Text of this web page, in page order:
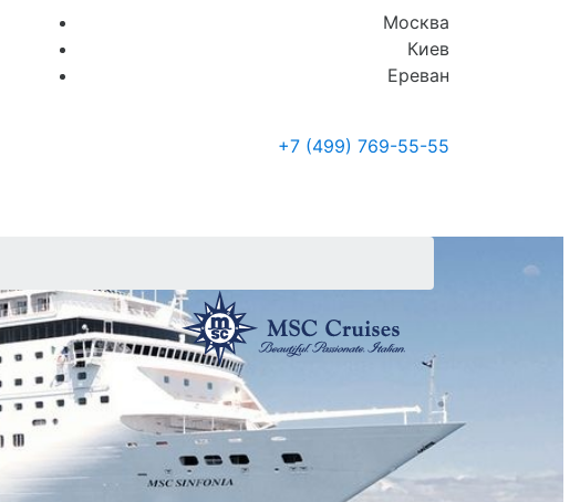
Москва
Киев
Ереван
+7 (499) 769-55-55